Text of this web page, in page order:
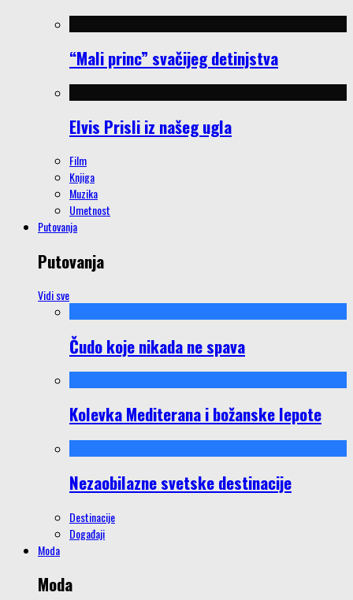
“Mali princ” svačijeg detinjstva
Elvis Prisli iz našeg ugla
Film
Knjiga
Muzika
Umetnost
Putovanja
Putovanja
Vidi sve
Čudo koje nikada ne spava
Kolevka Mediterana i božanske lepote
Nezaobilazne svetske destinacije
Destinacije
Događaji
Moda
Moda